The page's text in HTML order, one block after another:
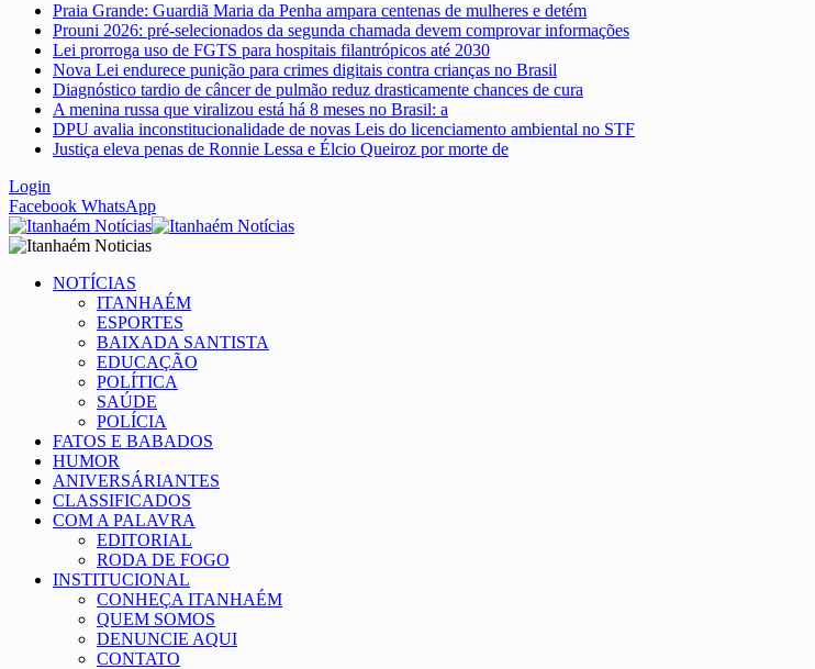
Praia Grande: Guardiã Maria da Penha ampara centenas de mulheres e detém
Prouni 2026: pré-selecionados da segunda chamada devem comprovar informações
Lei prorroga uso de FGTS para hospitais filantrópicos até 2030
Nova Lei endurece punição para crimes digitais contra crianças no Brasil
Diagnóstico tardio de câncer de pulmão reduz drasticamente chances de cura
A menina russa que viralizou está há 8 meses no Brasil: a
DPU avalia inconstitucionalidade de novas Leis do licenciamento ambiental no STF
Justiça eleva penas de Ronnie Lessa e Élcio Queiroz por morte de
Login
Facebook WhatsApp
NOTÍCIAS
ITANHAÉM
ESPORTES
BAIXADA SANTISTA
EDUCAÇÃO
POLÍTICA
SAÚDE
POLÍCIA
FATOS E BABADOS
HUMOR
ANIVERSÁRIANTES
CLASSIFICADOS
COM A PALAVRA
EDITORIAL
RODA DE FOGO
INSTITUCIONAL
CONHEÇA ITANHAÉM
QUEM SOMOS
DENUNCIE AQUI
CONTATO